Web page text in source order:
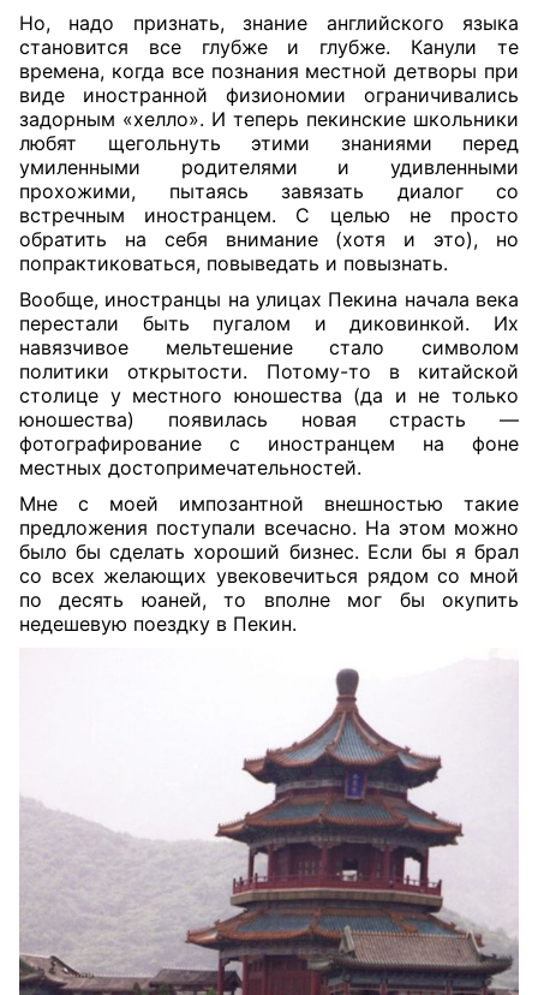
Но, надо признать, знание английского языка
становится все глубже и глубже. Канули те
времена, когда все познания местной детворы при
виде иностранной физиономии ограничивались
задорным «хелло». И теперь пекинские школьники
любят щегольнуть этими знаниями перед
умиленными родителями и удивленными
прохожими, пытаясь завязать диалог со
встречным иностранцем. С целью не просто
обратить на себя внимание (хотя и это), но
попрактиковаться, повыведать и повызнать.
Вообще, иностранцы на улицах Пекина начала века
перестали быть пугалом и диковинкой. Их
навязчивое мельтешение стало символом
политики открытости. Потому-то в китайской
столице у местного юношества (да и не только
юношества) появилась новая страсть —
фотографирование с иностранцем на фоне
местных достопримечательностей.
Мне с моей импозантной внешностью такие
предложения поступали всечасно. На этом можно
было бы сделать хороший бизнес. Если бы я брал
со всех желающих увековечиться рядом со мной
по десять юаней, то вполне мог бы окупить
недешевую поездку в Пекин.